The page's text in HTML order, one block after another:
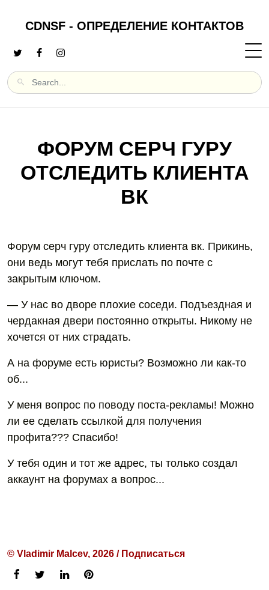
CDNSF - ОПРЕДЕЛЕНИЕ КОНТАКТОВ
ФОРУМ СЕРЧ ГУРУ
ОТСЛЕДИТЬ КЛИЕНТА
ВК
Форум серч гуру отследить клиента вк. Прикинь,
они ведь могут тебя прислать по почте с
закрытым ключом.
— У нас во дворе плохие соседи. Подъездная и
чердакная двери постоянно открыты. Никому не
хочется от них страдать.
А на форуме есть юристы? Возможно ли как-то
об...
У меня вопрос по поводу поста-рекламы! Можно
ли ее сделать ссылкой для получения
профита??? Спасибо!
У тебя один и тот же адрес, ты только создал
аккаунт на форумах а вопрос...
© Vladimir Malcev, 2026 / Подписаться